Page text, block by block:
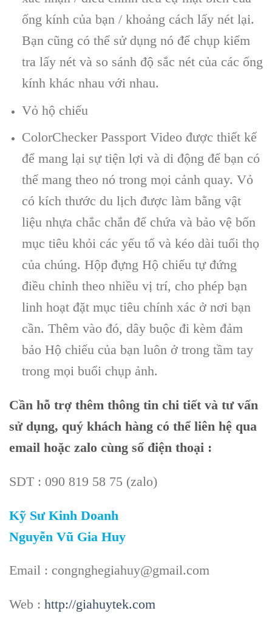
ống kính của bạn / khoảng cách lấy nét lại.
Bạn cũng có thể sử dụng nó để chụp kiểm
tra lấy nét và so sánh độ sắc nét của các ống
kính khác nhau với nhau.
Vỏ hộ chiếu
ColorChecker Passport Video được thiết kế
để mang lại sự tiện lợi và di động để bạn có
thể mang theo nó trong mọi cảnh quay. Vỏ
có kích thước du lịch được làm bằng vật
liệu nhựa chắc chắn để chứa và bảo vệ bốn
mục tiêu khỏi các yếu tố và kéo dài tuổi thọ
của chúng. Hộp đựng Hộ chiếu tự đứng
điều chỉnh theo nhiều vị trí, cho phép bạn
linh hoạt đặt mục tiêu chính xác ở nơi bạn
cần. Thêm vào đó, dây buộc đi kèm đảm
bảo Hộ chiếu của bạn luôn ở trong tầm tay
trong mọi buổi chụp ảnh.
Cần hỗ trợ thêm thông tin chi tiết và tư vấn
sử dụng, quý khách hàng có thể liên hệ qua
email hoặc zalo cùng số điện thoại :
SDT : 090 819 58 75 (zalo)
Kỹ Sư Kinh Doanh
Nguyễn Vũ Gia Huy
Email : congnghegiahuy@gmail.com
Web : http://giahuytek.com